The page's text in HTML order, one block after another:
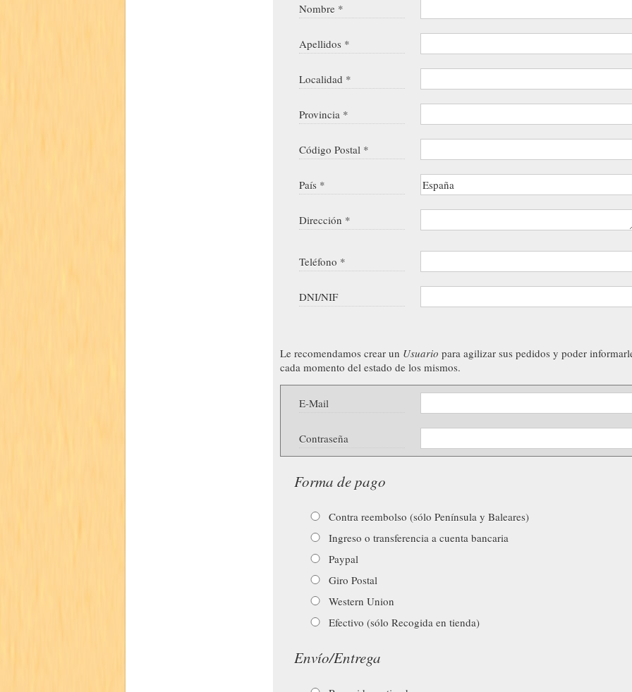
Nombre *
Apellidos *
Localidad *
Provincia *
Código Postal *
País *
Dirección *
Teléfono *
DNI/NIF
Le recomendamos crear un Usuario para agilizar sus pedidos y poder
cada momento del estado de los mismos.
E-Mail
Contraseña
Forma de pago
Contra reembolso (sólo Península y Baleares)
Ingreso o transferencia a cuenta bancaria
Paypal
Giro Postal
Western Union
Efectivo (sólo Recogida en tienda)
Envío/Entrega